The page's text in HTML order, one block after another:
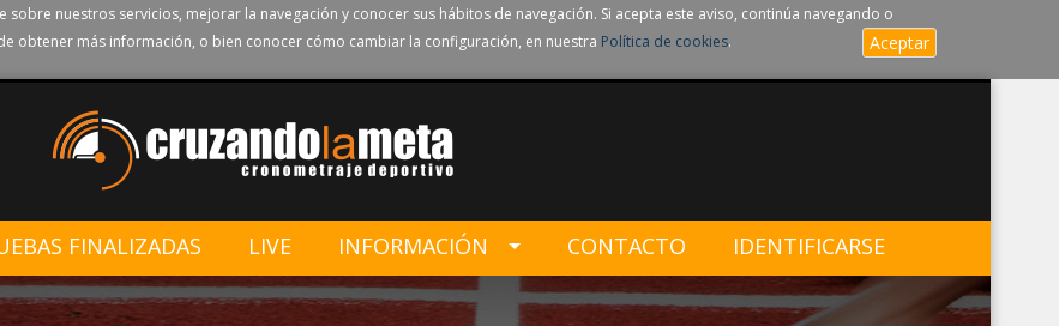
nuestros servicios, mejorar la navegación y conocer sus hábitos de navegación. Si acepta este aviso, continúa navegando o
obtener más información, o bien conocer cómo cambiar la configuración, en nuestra Política de cookies. Aceptar
FINALIZADAS LIVE INFORMACIÓN CONTACTO IDENTIFICARSE